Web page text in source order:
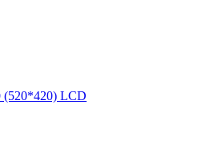
(520*420) LCD